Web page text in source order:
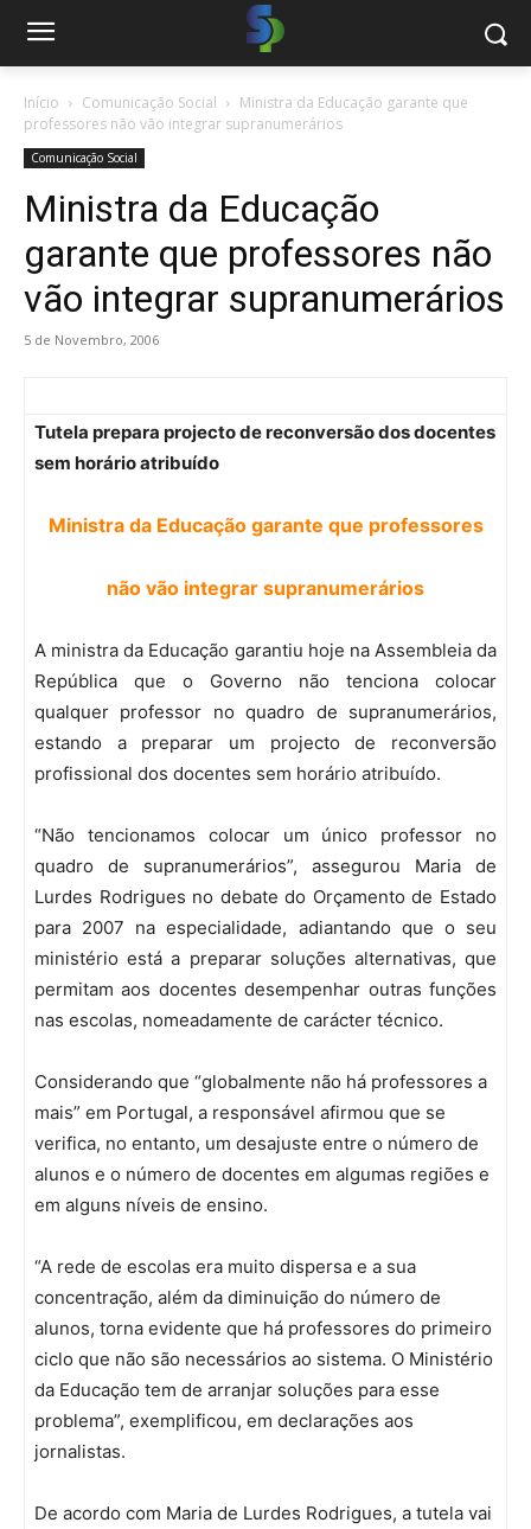
Início Comunicação Social
Ministra da Educação garante que
professores não vão integrar supranumerários
Comunicação Social
Ministra da Educação
garante que professores não
vão integrar supranumerários
5 de Novembro, 2006
Tutela prepara projecto de reconversão dos docentes
sem horário atribuído
Ministra da Educação garante que professores
não vão integrar supranumerários
A ministra da Educação garantiu hoje na Assembleia da
República que o Governo não tenciona colocar
qualquer professor no quadro de supranumerários,
estando a preparar um projecto de reconversão
profissional dos docentes sem horário atribuído.
“Não tencionamos colocar um único professor no
quadro de supranumerários”, assegurou Maria de
Lurdes Rodrigues no debate do Orçamento de Estado
para 2007 na especialidade, adiantando que o seu
ministério está a preparar soluções alternativas, que
permitam aos docentes desempenhar outras funções
nas escolas, nomeadamente de carácter técnico.
Considerando que “globalmente não há professores a
mais” em Portugal, a responsável afirmou que se
verifica, no entanto, um desajuste entre o número de
alunos e o número de docentes em algumas regiões e
em alguns níveis de ensino.
“A rede de escolas era muito dispersa e a sua
concentração, além da diminuição do número de
alunos, torna evidente que há professores do primeiro
ciclo que não são necessários ao sistema. O Ministério
da Educação tem de arranjar soluções para esse
problema”, exemplificou, em declarações aos
jornalistas.
De acordo com Maria de Lurdes Rodrigues, a tutela vai